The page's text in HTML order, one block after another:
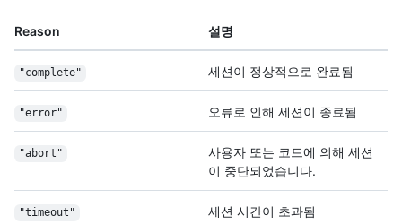
Reason 설명
"complete" 세션이 정상적으로 완료됨
"error" 오류로 인해 세션이 종료됨
"abort"
사용자 또는 코드에 의해 세션
이 중단되었습니다.
"timeout" 세션 시간이 초과됨